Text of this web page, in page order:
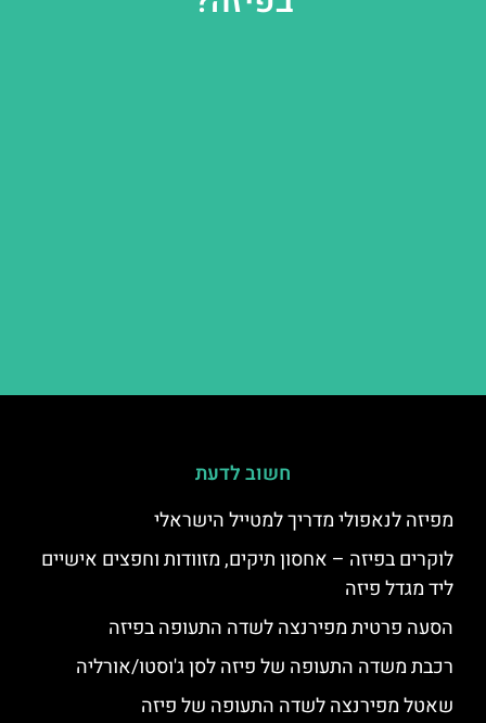
חשוב לדעת
מפיזה לנאפולי מדריך למטייל הישראלי
לוקרים בפיזה – אחסון תיקים, מזוודות וחפצים אישיים
ליד מגדל פיזה
הסעה פרטית מפירנצה לשדה התעופה בפיזה
רכבת משדה התעופה של פיזה לסן ג'וסטו/אורליה
שאטל מפירנצה לשדה התעופה של פיזה